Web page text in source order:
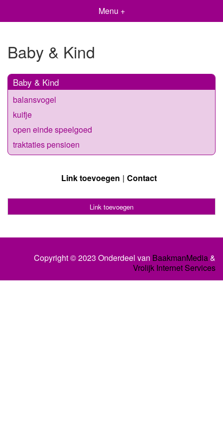
Menu +
Baby & Kind
Baby & Kind
balansvogel
kuifje
open einde speelgoed
traktaties pensioen
Link toevoegen Contact
Link toevoegen
Copyright © 2023 Onderdeel van BaakmanMedia&
Vrolijk Internet Services